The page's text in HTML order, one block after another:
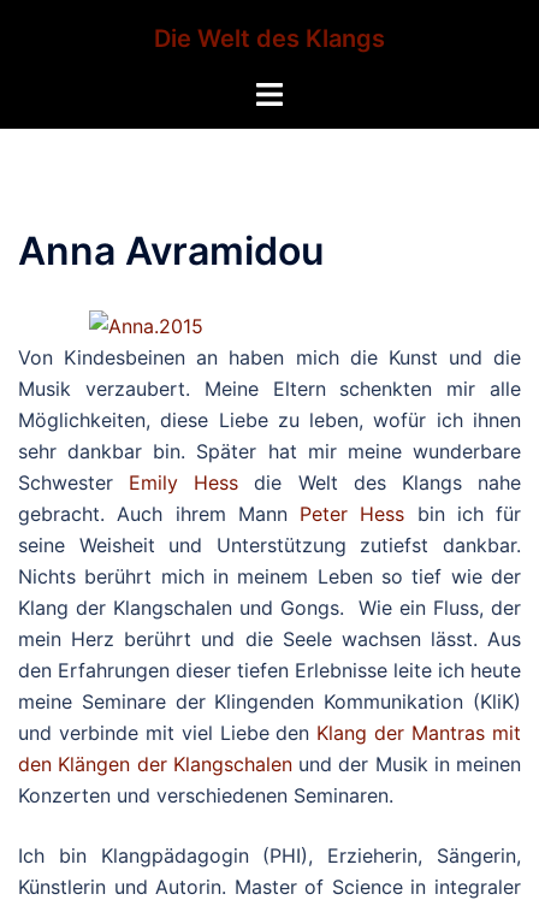
Die Welt des Klangs
Menü
Anna Avramidou
Von Kindesbeinen an haben mich die Kunst und die
Musik verzaubert. Meine Eltern schenkten mir alle
Möglichkeiten, diese Liebe zu leben, wofür ich ihnen
sehr dankbar bin. Später hat mir meine wunderbare
Schwester Emily Hess die Welt des Klangs nahe
gebracht. Auch ihrem Mann Peter Hess bin ich für
seine Weisheit und Unterstützung zutiefst dankbar.
Nichts berührt mich in meinem Leben so tief wie der
Klang der Klangschalen und Gongs. Wie ein Fluss, der
mein Herz berührt und die Seele wachsen lässt. Aus
den Erfahrungen dieser tiefen Erlebnisse leite ich heute
meine Seminare der Klingenden Kommunikation (KliK)
und verbinde mit viel Liebe den Klang der Mantras mit
den Klängen der Klangschalenund der Musik in meinen
Konzerten und verschiedenen Seminaren.
Ich bin Klangpädagogin (PHI), Erzieherin, Sängerin,
Künstlerin und Autorin. Master of Science in integraler